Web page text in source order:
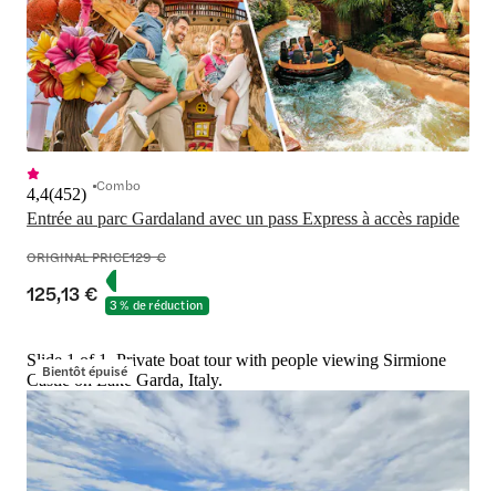
Entrée au parc Gardaland avec un pass Express à accès rapide
4,4(452) Combo
ORIGINAL PRICE129 €
125,13 € 3 % de réduction
Bientôt épuisé
Slide 1 of 1, Private boat tour with people viewing Sirmione
Castle on Lake Garda, Italy.